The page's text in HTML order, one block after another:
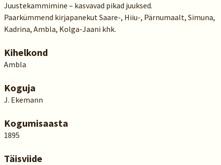
Juustekammimine – kasvavad pikad juuksed.
Paarkümmend kirjapanekut Saare-, Hiiu-, Pärnumaalt, Simuna,
Kadrina, Ambla, Kolga-Jaani khk.
Kihelkond
Ambla
Koguja
J. Ekemann
Kogumisaasta
1895
Täisviide